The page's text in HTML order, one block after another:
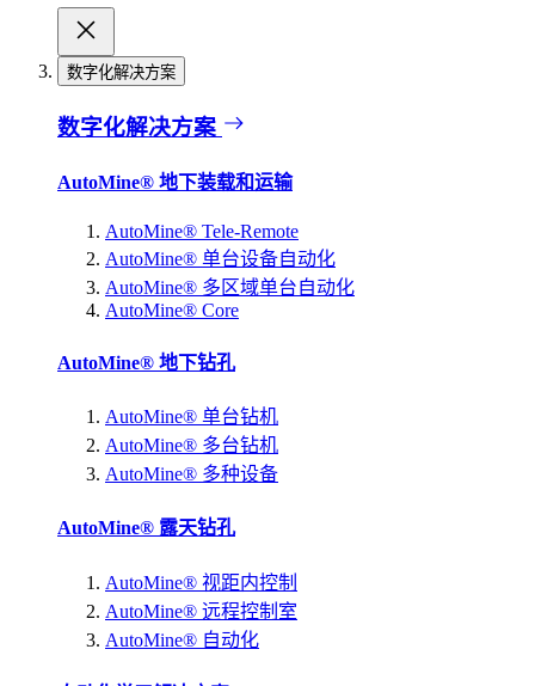
数字化解决方案
数字化解决方案
AutoMine® 地下装载和运输
AutoMine® Tele-Remote
AutoMine® 单台设备自动化
AutoMine® 多区域单台自动化
AutoMine® Core
AutoMine® 地下钻孔
AutoMine® 单台钻机
AutoMine® 多台钻机
AutoMine® 多种设备
AutoMine® 露天钻孔
AutoMine® 视距内控制
AutoMine® 远程控制室
AutoMine® 自动化